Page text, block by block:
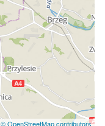
© OpenStreetMap contributors